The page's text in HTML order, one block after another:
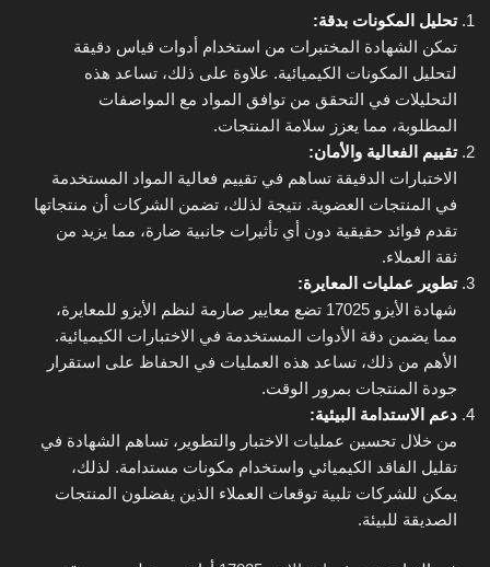
تحليل المكونات بدقة:
تمكن الشهادة المختبرات من استخدام أدوات قياس دقيقة
لتحليل المكونات الكيميائية. علاوة على ذلك، تساعد هذه
التحليلات في التحقق من توافق المواد مع المواصفات
المطلوبة، مما يعزز سلامة المنتجات.
تقييم الفعالية والأمان:
الاختبارات الدقيقة تساهم في تقييم فعالية المواد المستخدمة
في المنتجات العضوية. نتيجة لذلك، تضمن الشركات أن منتجاتها
تقدم فوائد حقيقية دون أي تأثيرات جانبية ضارة، مما يزيد من
ثقة العملاء.
تطوير عمليات المعايرة:
شهادة الأيزو 17025 تضع معايير صارمة لنظم الأيزو للمعايرة،
مما يضمن دقة الأدوات المستخدمة في الاختبارات الكيميائية.
الأهم من ذلك، تساعد هذه العمليات في الحفاظ على استقرار
جودة المنتجات بمرور الوقت.
دعم الاستدامة البيئية:
من خلال تحسين عمليات الاختبار والتطوير، تساهم الشهادة في
تقليل الفاقد الكيميائي واستخدام مكونات مستدامة. لذلك،
يمكن للشركات تلبية توقعات العملاء الذين يفضلون المنتجات
الصديقة للبيئة.